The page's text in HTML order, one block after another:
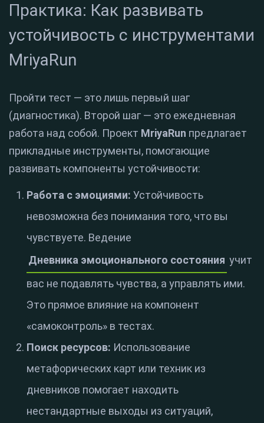
Практика: Как развивать
устойчивость с инструментами
MriyaRun
Пройти тест — это лишь первый шаг
(диагностика). Второй шаг — это ежедневная
работа над собой. Проект MriyaRun предлагает
прикладные инструменты, помогающие
развивать компоненты устойчивости:
Работа с эмоциями: Устойчивость
невозможна без понимания того, что вы
чувствуете. Ведение
Дневника эмоционального состояния учит
вас не подавлять чувства, а управлять ими.
Это прямое влияние на компонент
«самоконтроль» в тестах.
Поиск ресурсов: Использование
метафорических карт или техник из
дневников помогает находить
нестандартные выходы из ситуаций,